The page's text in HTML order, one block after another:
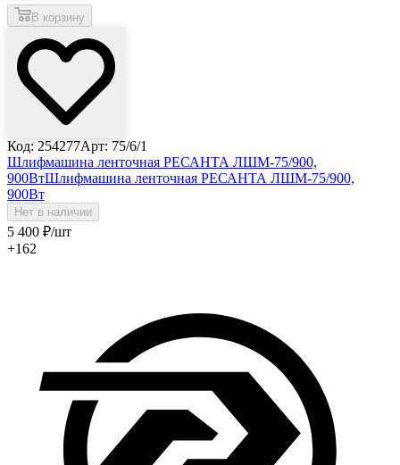
В корзину
Код: 254277Арт: 75/6/1
Шлифмашина ленточная РЕСАНТА ЛШМ-75/900,
900ВтШлифмашина ленточная РЕСАНТА ЛШМ-75/900,
900Вт
Нет в наличии
5 400 ₽/шт
+162